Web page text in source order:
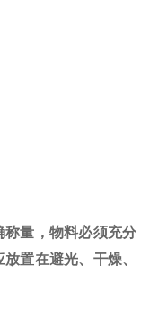
量，物料必须充分
置在避光、干燥、